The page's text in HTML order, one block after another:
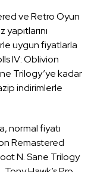
ve Retro Oyun
uygun fiyatlarla
IV: Oblivion
Trilogy’ye kadar
indirimlerle
normal fiyatı
Remastered
N. Sane Trilogy